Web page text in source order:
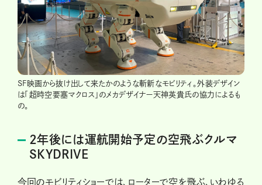
SF映画から抜け出して来たかのような斬新なモビリティ。外装デザイン
は「超時空要塞マクロス」のメカデザイナー天神英貴氏の協力によるも
の。
2年後には運航開始予定の空飛ぶクルマ
SKYDRIVE
今回のモビリティショーでは、ローターで空を飛ぶ、いわゆる